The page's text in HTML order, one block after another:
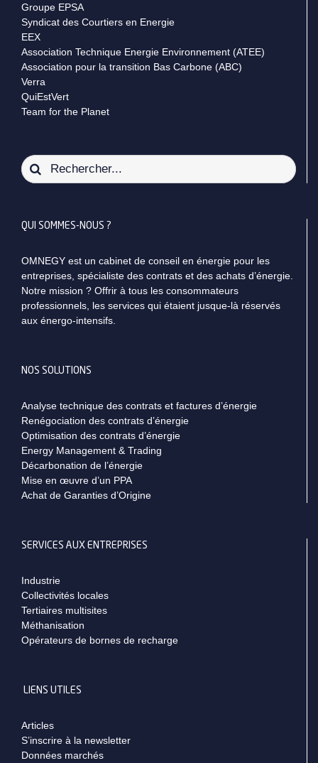
Groupe EPSA
Syndicat des Courtiers en Energie
EEX
Association Technique Energie Environnement (ATEE)
Association pour la transition Bas Carbone (ABC)
Verra
QuiEstVert
Team for the Planet
Rechercher:
QUI SOMMES-NOUS ?
OMNEGY est un cabinet de conseil en énergie pour les
entreprises, spécialiste des contrats et des achats d’énergie.
Notre mission ? Offrir à tous les consommateurs
professionnels, les services qui étaient jusque-là réservés
aux énergo-intensifs.
NOS SOLUTIONS
Analyse technique des contrats et factures d’énergie
Renégociation des contrats d’énergie
Optimisation des contrats d’énergie
Energy Management & Trading
Décarbonation de l’énergie
Mise en œuvre d’un PPA
Achat de Garanties d’Origine
SERVICES AUX ENTREPRISES
Industrie
Collectivités locales
Tertiaires multisites
Méthanisation
Opérateurs de bornes de recharge
LIENS UTILES
Articles
S’inscrire à la newsletter
Données marchés